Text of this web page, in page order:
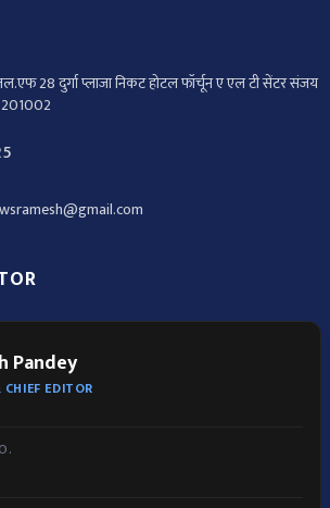
28 दुर्गा प्लाजा निकट होटल फॉर्चून ए एल टी सेंटर संजय
201002
Pandey
EDITOR